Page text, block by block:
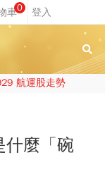
0
航運股走勢
什麼「碗